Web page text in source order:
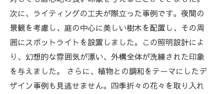
次に、ライティングの工夫が際立った事例です。夜間の
景観を考慮し、庭の中心に美しい樹木を配置し、その周
囲にスポットライトを設置しました。この照明設計によ
り、幻想的な雰囲気が漂い、外構全体が洗練された印象
を与えました。 さらに、植物との調和をテーマにしたデ
ザイン事例も見逃せません。四季折々の花々を取り入れ